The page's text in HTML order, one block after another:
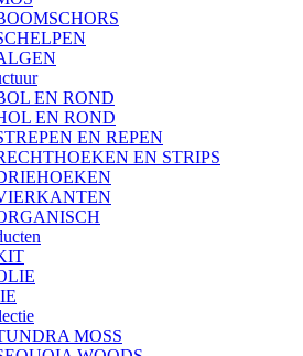
EN ROND
EN ROND
EN REPEN
EN STRIPS
MOSS